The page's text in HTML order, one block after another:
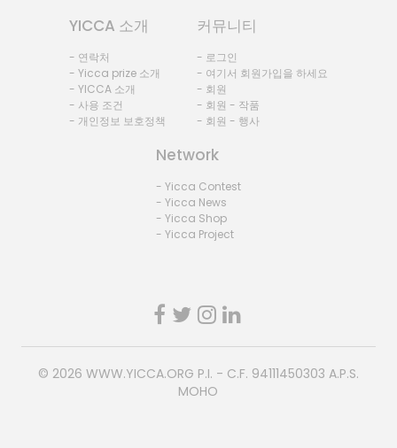
YICCA 소개
- 연락처
- Yicca prize 소개
- YICCA 소개
- 사용 조건
- 개인정보 보호정책
커뮤니티
- 로그인
- 여기서 회원가입을 하세요
- 회원
- 회원 - 작품
- 회원 - 행사
Network
- Yicca Contest
- Yicca News
- Yicca Shop
- Yicca Project
© 2026 WWW.YICCA.ORG P.I. - C.F. 94111450303 A.P.S.
MOHO